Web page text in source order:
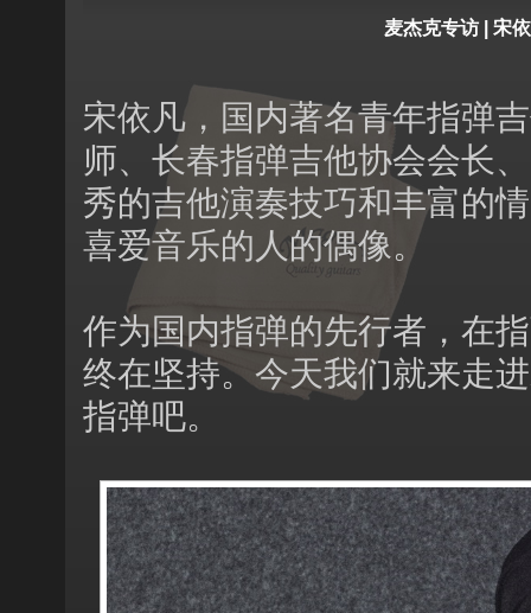
麦杰克专访 | 宋
宋依凡，国内著名青年指弹
师、长春指弹吉他协会会长
秀的吉他演奏技巧和丰富的
喜爱音乐的人的偶像。
作为国内指弹的先行者，在
终在坚持。今天我们就来走
指弹吧。